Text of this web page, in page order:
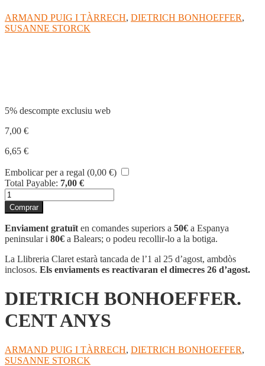
ARMAND PUIG I TÀRRECH, DIETRICH BONHOEFFER,
SUSANNE STORCK
5% descompte exclusiu web
7,00 €
6,65 €
Embolicar per a regal (0,00 €)
Total Payable: 7,00 €
quantitat
de
DIETRICH
BONHOEFFER.
CENT
ANYS
Comprar
Enviament gratuït en comandes superiors a 50€ a Espanya
peninsular i 80€ a Balears; o podeu recollir-lo a la botiga.
La Llibreria Claret estarà tancada de l’1 al 25 d’agost, ambdòs
inclosos. Els enviaments es reactivaran el dimecres 26 d’agost.
DIETRICH BONHOEFFER.
CENT ANYS
ARMAND PUIG I TÀRRECH, DIETRICH BONHOEFFER,
SUSANNE STORCK